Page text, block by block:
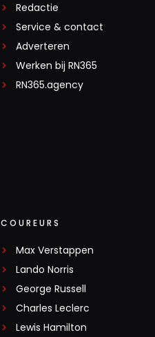
Redactie
Service & contact
Adverteren
Werken bij RN365
RN365.agency
COUREURS
Max Verstappen
Lando Norris
George Russell
Charles Leclerc
Lewis Hamilton